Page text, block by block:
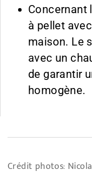
Concernant
à pellet
maison. Le
avec un
de garantir
homogène.
Crédit photos: